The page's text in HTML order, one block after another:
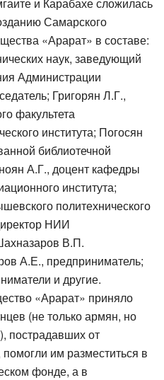
Самарского
«Арарат» в составе:
наук, заведующий
Администрации
Григорян Л.Г.,
факультета
института; Погосян
библиотечной
А.Г., доцент кафедры
института;
политехнического
НИИ
В.П.
А.Е., предприниматель;
и другие.
«Арарат» приняло
(не только армян, но
пострадавших от
им разместиться в
фонде, а в